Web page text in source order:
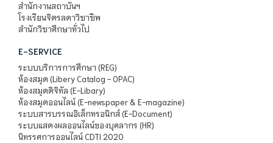
สำนักงานสถาบันฯ
โรงเรียนจิตรลดาวิชาชีพ
สำนักวิชาศึกษาทั่วไป
E-SERVICE
ระบบบริการการศึกษา (REG)
ห้องสมุด (Libery Catalog - OPAC)
ห้องสมุดดิจิทัล (E-Libary)
ห้องสมุดออนไลน์ (E-newspaper & E-magazine)
ระบบสารบรรณอิเล็กทรอนิกส์ (E-Document)
ระบบแสดงผลออนไลน์ของบุคลากร (HR)
นิทรรศการออนไลน์ CDTI 2020